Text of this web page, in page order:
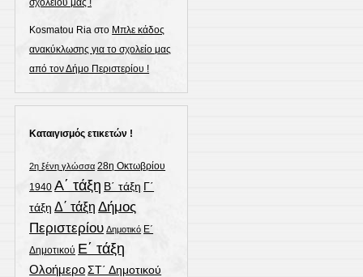
σχολείου μας !
Kosmatou Ria στο Μπλε κάδος
ανακύκλωσης για το σχολείο μας
από τον Δήμο Περιστερίου !
Καταιγισμός ετικετών !
2η ξένη γλώσσα 28η Οκτωβρίου
1940 Α΄ τάξη Β΄ τάξη Γ΄
τάξη Δ΄ τάξη Δήμος
Περιστερίου Δημοτικό Ε΄
Δημοτικού Ε΄ τάξη
ΟλοήμεροΣΤ΄ Δημοτικού